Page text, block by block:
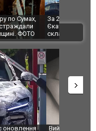
з Україною: в
загорівся
"Мої
легендарного